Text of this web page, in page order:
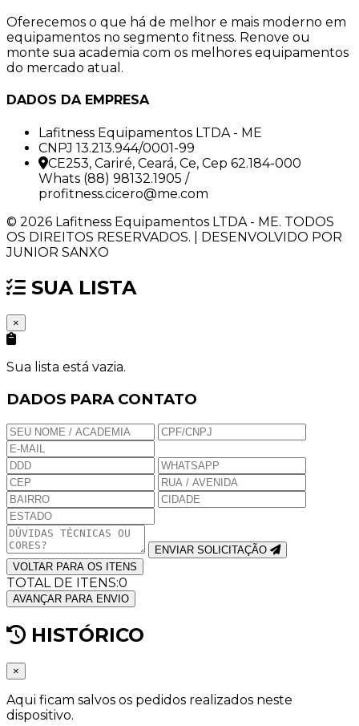
Oferecemos o que há de melhor e mais moderno em
equipamentos no segmento fitness. Renove ou
monte sua academia com os melhores equipamentos
do mercado atual.
DADOS DA EMPRESA
Lafitness Equipamentos LTDA - ME
CNPJ 13.213.944/0001-99
CE253, Cariré, Ceará, Ce, Cep 62.184-000
Whats (88) 98132.1905 /
profitness.cicero@me.com
© 2026 Lafitness Equipamentos LTDA - ME. TODOS
OS DIREITOS RESERVADOS. | DESENVOLVIDO POR
JUNIOR SANXO
SUA LISTA
×
Sua lista está vazia.
DADOS PARA CONTATO
ENVIAR SOLICITAÇÃO
VOLTAR PARA OS ITENS
TOTAL DE ITENS:0
AVANÇAR PARA ENVIO
HISTÓRICO
×
Aqui ficam salvos os pedidos realizados neste
dispositivo.